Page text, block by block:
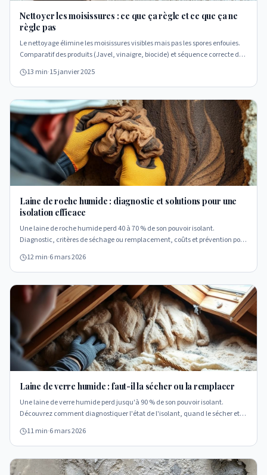
Nettoyer les moisissures : ce que ça règle et ce que ça ne
règle pas
Le nettoyage élimine les moisissures visibles mais pas les spores enfouies.
Comparatif des produits (Javel, vinaigre, biocide) et séquence correcte de
13 min·15 janvier 2025
Laine de roche humide : diagnostic et solutions pour une
isolation efficace
Une laine de roche humide perd 40 à 70 % de son pouvoir isolant.
Diagnostic, critères de séchage ou remplacement, coûts et prévention pour
12 min·6 mars 2026
Laine de verre humide : faut-il la sécher ou la remplacer
Une laine de verre humide perd jusqu'à 90 % de son pouvoir isolant.
Découvrez comment diagnostiquer l'état de l'isolant, quand le sécher et
11 min·6 mars 2026